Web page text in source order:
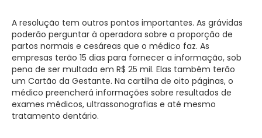
A resolução tem outros pontos importantes. As grávidas
poderão perguntar à operadora sobre a proporção de
partos normais e cesáreas que o médico faz. As
empresas terão 15 dias para fornecer a informação, sob
pena de ser multada em R$ 25 mil. Elas também terão
um Cartão da Gestante. Na cartilha de oito páginas, o
médico preencherá informações sobre resultados de
exames médicos, ultrassonografias e até mesmo
tratamento dentário.